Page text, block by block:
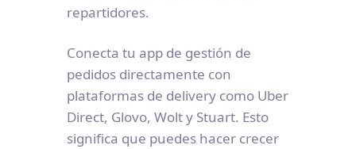
repartidores.
Conecta tu app de gestión de
pedidos directamente con
plataformas de delivery como Uber
Direct, Glovo, Wolt y Stuart. Esto
significa que puedes hacer crecer